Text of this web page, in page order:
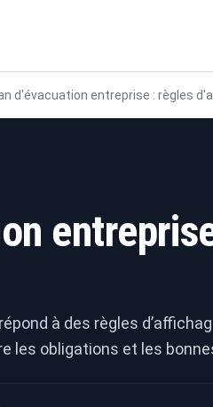
d'évacuation entreprise : règles
à des règles
les obligations et les